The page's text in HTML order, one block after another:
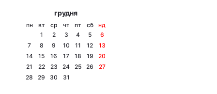
грудня
пн вт ср чт пт сб
нд
1
2 3 4 5
6
7
8 9 10 11 12
13
14
15 16 17 18 19
20
21
22 23 24 25 26
27
28
29 30 31